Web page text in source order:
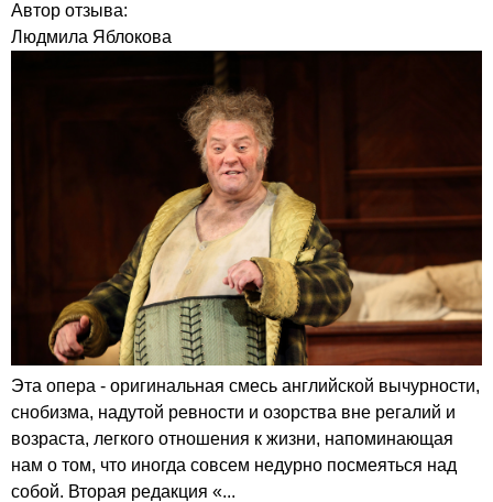
Автор отзыва:
Людмила Яблокова
Эта опера - оригинальная смесь английской вычурности,
снобизма, надутой ревности и озорства вне регалий и
возраста, легкого отношения к жизни, напоминающая
нам о том, что иногда совсем недурно посмеяться над
собой. Вторая редакция «...